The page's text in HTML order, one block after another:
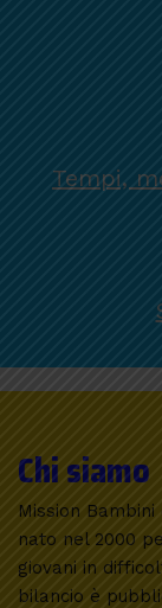
Tempi,
Chi siamo
Mission
nato nel 2000
giovani in
bilancio è